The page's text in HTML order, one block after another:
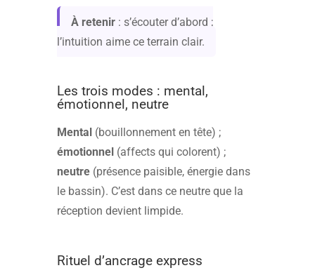
À retenir: s’écouter d’abord ;
l’intuition aime ce terrain clair.
Les trois modes : mental,
émotionnel, neutre
Mental (bouillonnement en tête) ;
émotionnel (affects qui colorent) ;
neutre(présence paisible, énergie dans
le bassin). C’est dans ce neutre que la
réception devient limpide.
Rituel d’ancrage express